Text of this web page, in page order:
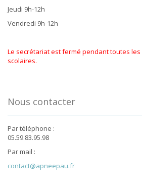
Jeudi 9h-12h
Vendredi 9h-12h
Le secrétariat est fermé pendant toutes
scolaires.
Nous contacter
Par téléphone :
05.59.83.95.98
Par mail :
contact@apneepau.fr